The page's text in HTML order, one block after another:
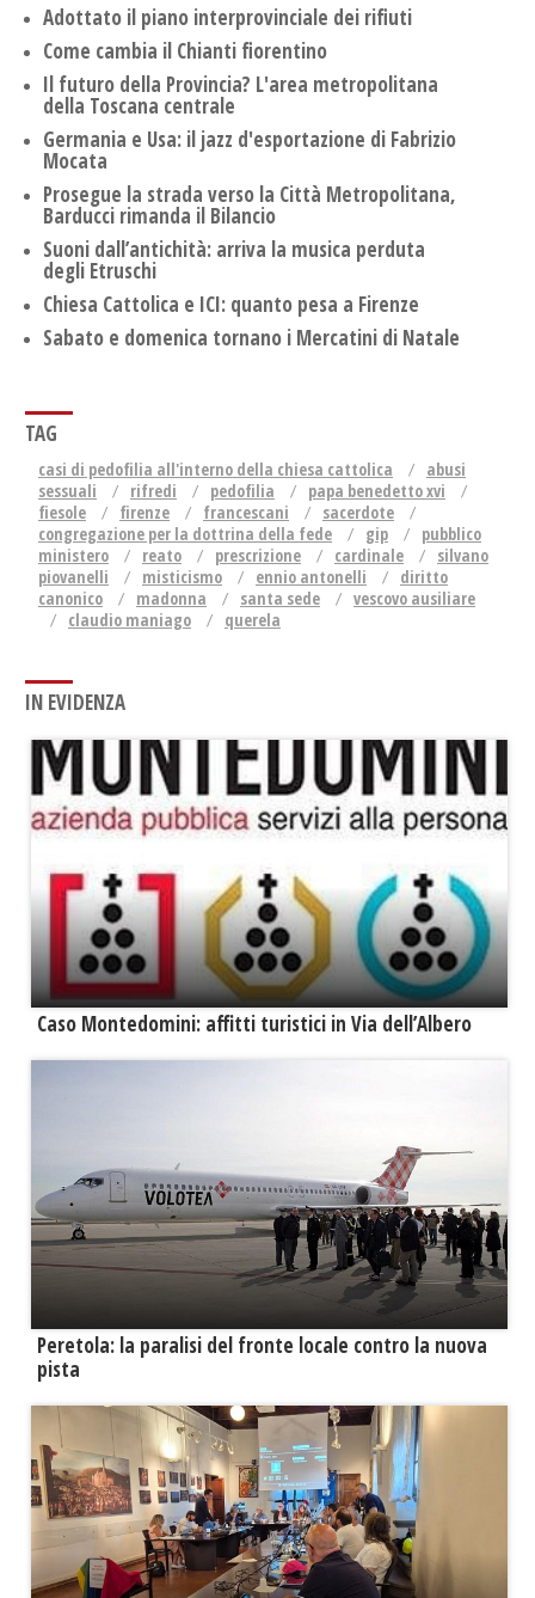
Adottato il piano interprovinciale dei rifiuti
Come cambia il Chianti fiorentino
Il futuro della Provincia? L'area metropolitana
della Toscana centrale
Germania e Usa: il jazz d'esportazione di Fabrizio
Mocata
Prosegue la strada verso la Città Metropolitana,
Barducci rimanda il Bilancio
Suoni dall’antichità: arriva la musica perduta
degli Etruschi
Chiesa Cattolica e ICI: quanto pesa a Firenze
Sabato e domenica tornano i Mercatini di Natale
TAG
casi di pedofilia all'interno della chiesa cattolica
abusi
sessuali
rifredi pedofilia
papa benedetto xvi
fiesole
firenze francescani
sacerdote
congregazione per la dottrina della fede
gip
pubblico
ministero
reato prescrizione cardinale
silvano
piovanelli
misticismo ennio antonelli
diritto
canonico
madonna santa sede
vescovo ausiliare
claudio maniago
querela
IN EVIDENZA
Caso Montedomini: affitti turistici in Via dell’Albero
Peretola: la paralisi del fronte locale contro la nuova
pista